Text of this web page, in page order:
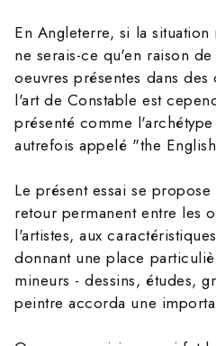
En Angleterre, si la
ne serais-ce qu'en raison
oeuvres présentes dans
l'art de Constable est
présenté comme
autrefois appelé "the
Le présent essai se
retour permanent entre les
l'artistes, aux
donnant une place
mineurs - dessins, études,
peintre accorda une